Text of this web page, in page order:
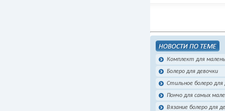
Комплект для
Болеро для девочки
Стильное болеро для
Пончо для самых
Вязание болеро для